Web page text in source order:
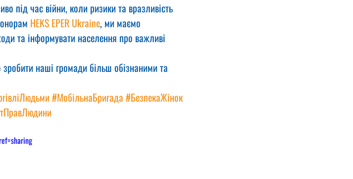
під час війни, коли ризики та вразливість
HEKS EPER Ukraine, ми маємо
та інформувати населення про важливі
наші громади більш обізнаними та
#МобільнаБригада #БезпекаЖінок